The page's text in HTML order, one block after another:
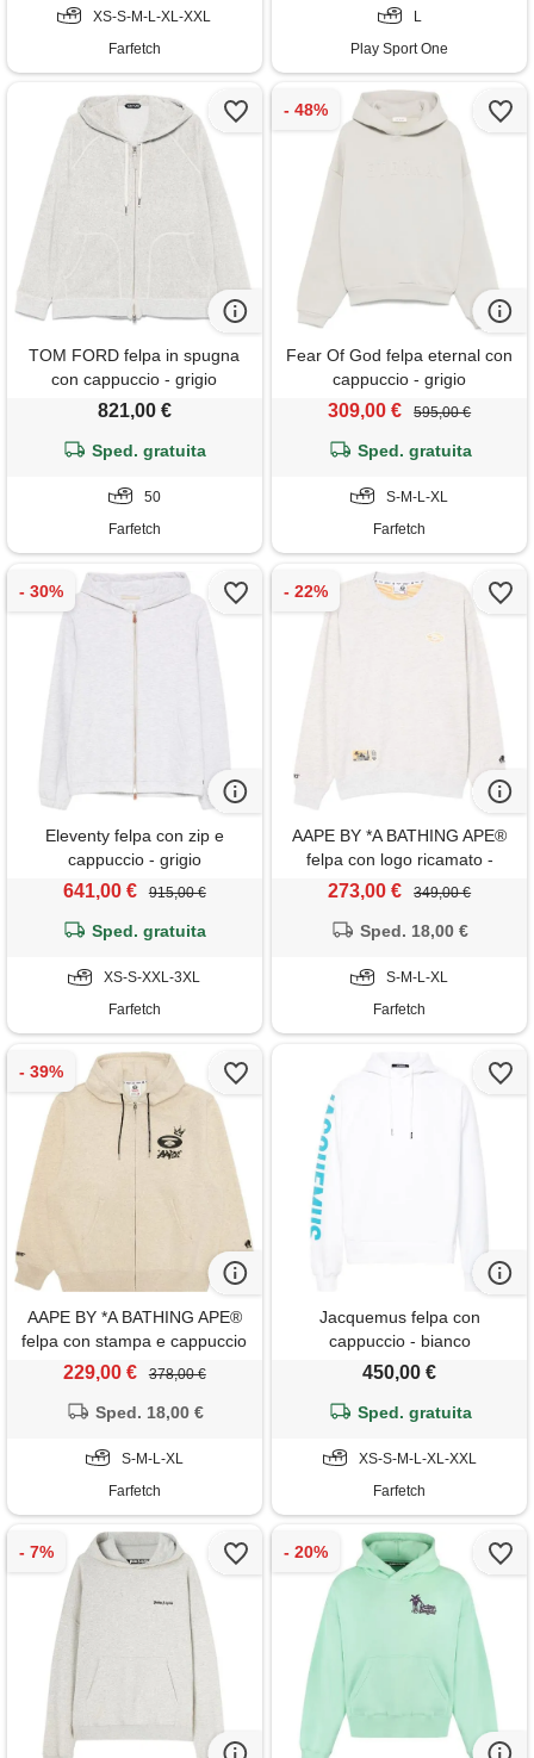
XS-S-M-L-XL-XXL
Farfetch
L
Play Sport One
TOM FORD felpa in spugna
con cappuccio - grigio
821,00 €
Sped. gratuita
50
Farfetch
Fear Of God felpa eternal con
cappuccio - grigio
309,00 € 595,00 €
Sped. gratuita
S-M-L-XL
Farfetch
Eleventy felpa con zip e
cappuccio - grigio
641,00 € 915,00 €
Sped. gratuita
XS-S-XXL-3XL
Farfetch
AAPE BY *A BATHING APE®
felpa con logo ricamato -
grigio
273,00 € 349,00 €
Sped. 18,00 €
S-M-L-XL
Farfetch
AAPE BY *A BATHING APE®
felpa con stampa e cappuccio
- toni neutri
229,00 € 378,00 €
Sped. 18,00 €
S-M-L-XL
Farfetch
Jacquemus felpa con
cappuccio - bianco
450,00 €
Sped. gratuita
XS-S-M-L-XL-XXL
Farfetch